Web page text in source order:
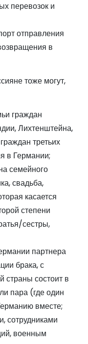
перевозок и
отправления
в
тоже могут,
граждан
Лихтенштейна,
третьих
в Германии;
семейного
свадьба,
касается
степени
сестры,
партнера
брака, с
страны состоит в
пара (где один
вместе;
сотрудниками
военным